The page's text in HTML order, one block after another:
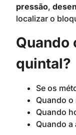
pressão,
localizar o
Quando
quintal?
Se os
Quando
Quando
Quando